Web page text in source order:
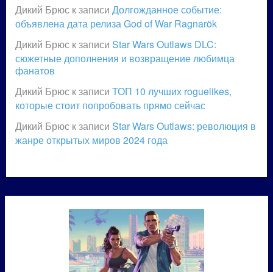
Дикий Брюс к записи Долгожданное событие:
объявлена дата релиза God of War Ragnarök
Дикий Брюс к записи Star Wars Outlaws DLC:
сюжетные дополнения и возвращение любимца
фанатов
Дикий Брюс к записи ТОП 10 лучших roguelikes,
которые стоит попробовать прямо сейчас
Дикий Брюс к записи Star Wars Outlaws: революция в
жанре открытых миров 2024 года